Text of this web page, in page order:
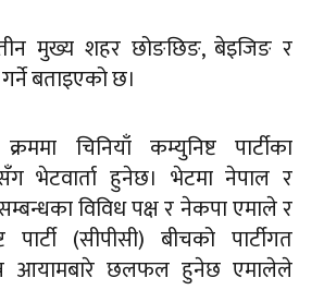
मुख्य शहर छोङछिङ, बेइजिङ र
बताइएको छ।
चिनियाँ कम्युनिष्ट पार्टीका
भेटवार्ता हुनेछ। भेटमा नेपाल र
विविध पक्ष र नेकपा एमाले र
पार्टी (सीपीसी) बीचको पार्टीगत
आयामबारे छलफल हुनेछ एमालेले